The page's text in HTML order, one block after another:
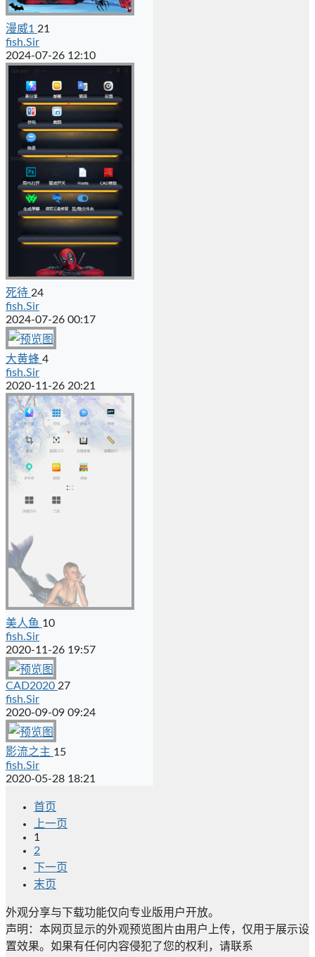
漫威1 21
fish.Sir
2024-07-26 12:10
死待 24
fish.Sir
2024-07-26 00:17
大黄蜂 4
fish.Sir
2020-11-26 20:21
美人鱼 10
fish.Sir
2020-11-26 19:57
CAD2020 27
fish.Sir
2020-09-09 09:24
影流之主 15
fish.Sir
2020-05-28 18:21
首页
上一页
1
2
下一页
末页
外观分享与下载功能仅向专业版用户开放。
声明：本网页显示的外观预览图片由用户上传，仅用于展示设
置效果。如果有任何内容侵犯了您的权利，请联系